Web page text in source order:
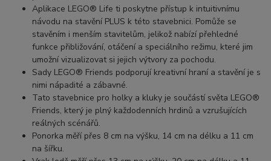
Aplikace LEGO® Life ti poskytne přístup k intuitivnímu
návodu na stavění PLUS k této stavebnici. Pomůže se
stavěním i menším stavitelům, jelikož nabízí přehledné
funkce přibližování, otáčení a speciálního režimu, které jim
umožní vizualizovat si jejich výtvory za pochodu.
Sady LEGO® Friends podporují kreativní hraní a stavění je s
nimi nápadité a zábavné.
Tato stavebnice pro holky a kluky je součástí světa LEGO®
Friends, který je plný každodenních hrdinů a vzrušujících
reálných scénářů.
Ponorka měří přes 8 cm na výšku, 14 cm na délku a 11 cm
na šířku.